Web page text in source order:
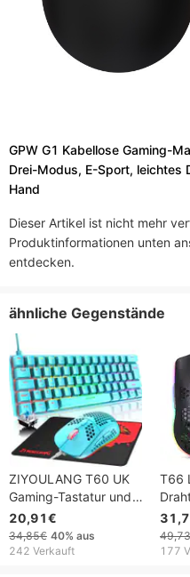
GPW G1 Kabellose Gaming-
Drei-Modus, E-Sport, leichtes
Hand
Dieser Artikel ist nicht mehr
Produktinformationen unten
entdecken.
ähnliche Gegenstände
ZIYOULANG T60 UK
Gaming-Tastatur und
Maus-Kombination, 60
% kompakt,
Regenbogen-
20,91€
34,85€ 40% aus
242 Verkauft
T66
RGB
177